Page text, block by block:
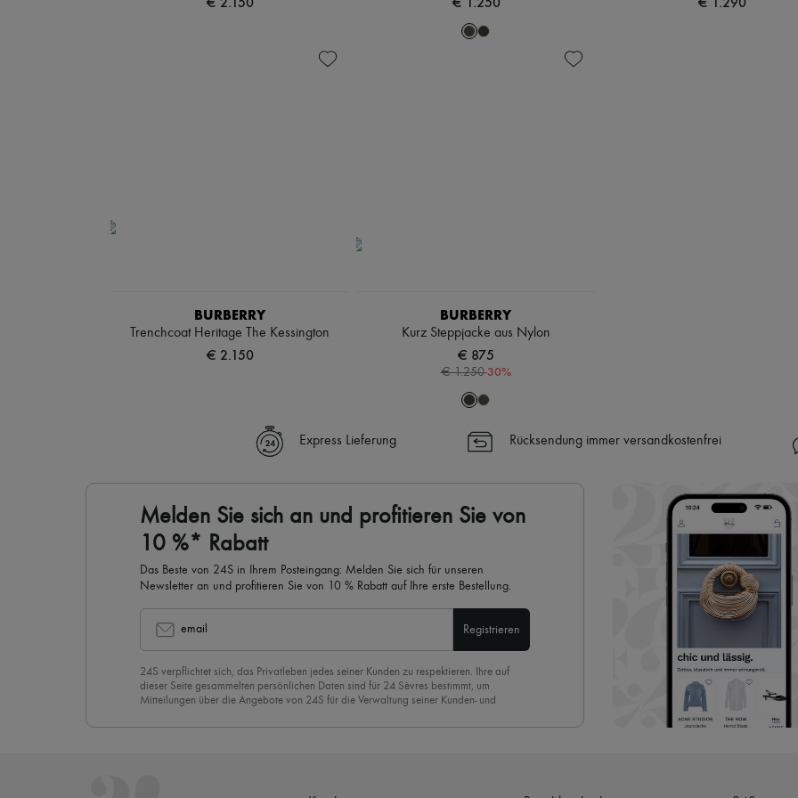
BURBERRY
Trenchcoat Heritage The Kessington
€ 2.150
BURBERRY
Kurz Steppjacke aus Nylon
€ 875
€ 1.250-30%
Express Lieferung Rücksendung immer versandkostenfrei
Melden Sie sich an und profitieren Sie von
10 %* Rabatt
Das Beste von 24S in Ihrem Posteingang: Melden Sie sich für unseren
Newsletter an und profitieren Sie von 10 % Rabatt auf Ihre erste Bestellung.
email Registrieren
24S verpflichtet sich, das Privatleben jedes seiner Kunden zu respektieren. Ihre auf
dieser Seite gesammelten persönlichen Daten sind für 24 Sèvres bestimmt, um
Mitteilungen über die Angebote von 24S für die Verwaltung seiner Kunden- und
stimmen Sie unsererDatenschutzrichtlinievorbehaltlos zu. Um den Newsletter